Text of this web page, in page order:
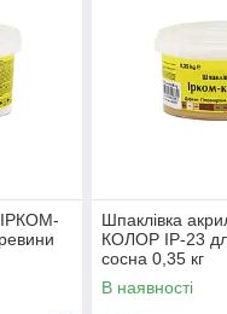
ІРКОМ-
Шпаклівка
КОЛОР IP-23
сосна 0,35 кг
В наявності